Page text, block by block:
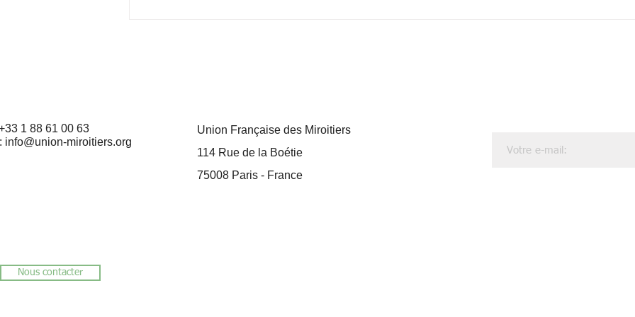
1 88 61 00 63
info@union-miroitiers.org
Union Française des Miroitiers
114 Rue de la Boétie
75008 Paris - France
Nous contacter